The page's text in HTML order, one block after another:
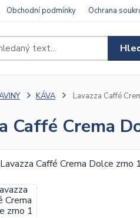
Obchodní podmínky Ochrana
KÁVA Lavazza Caffé
Caffé Crema